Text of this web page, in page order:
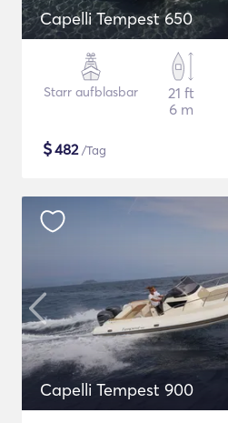
Capelli Tempest 650
Starr aufblasbar
21 ft
6 m
$482/Tag
Capelli Tempest 900